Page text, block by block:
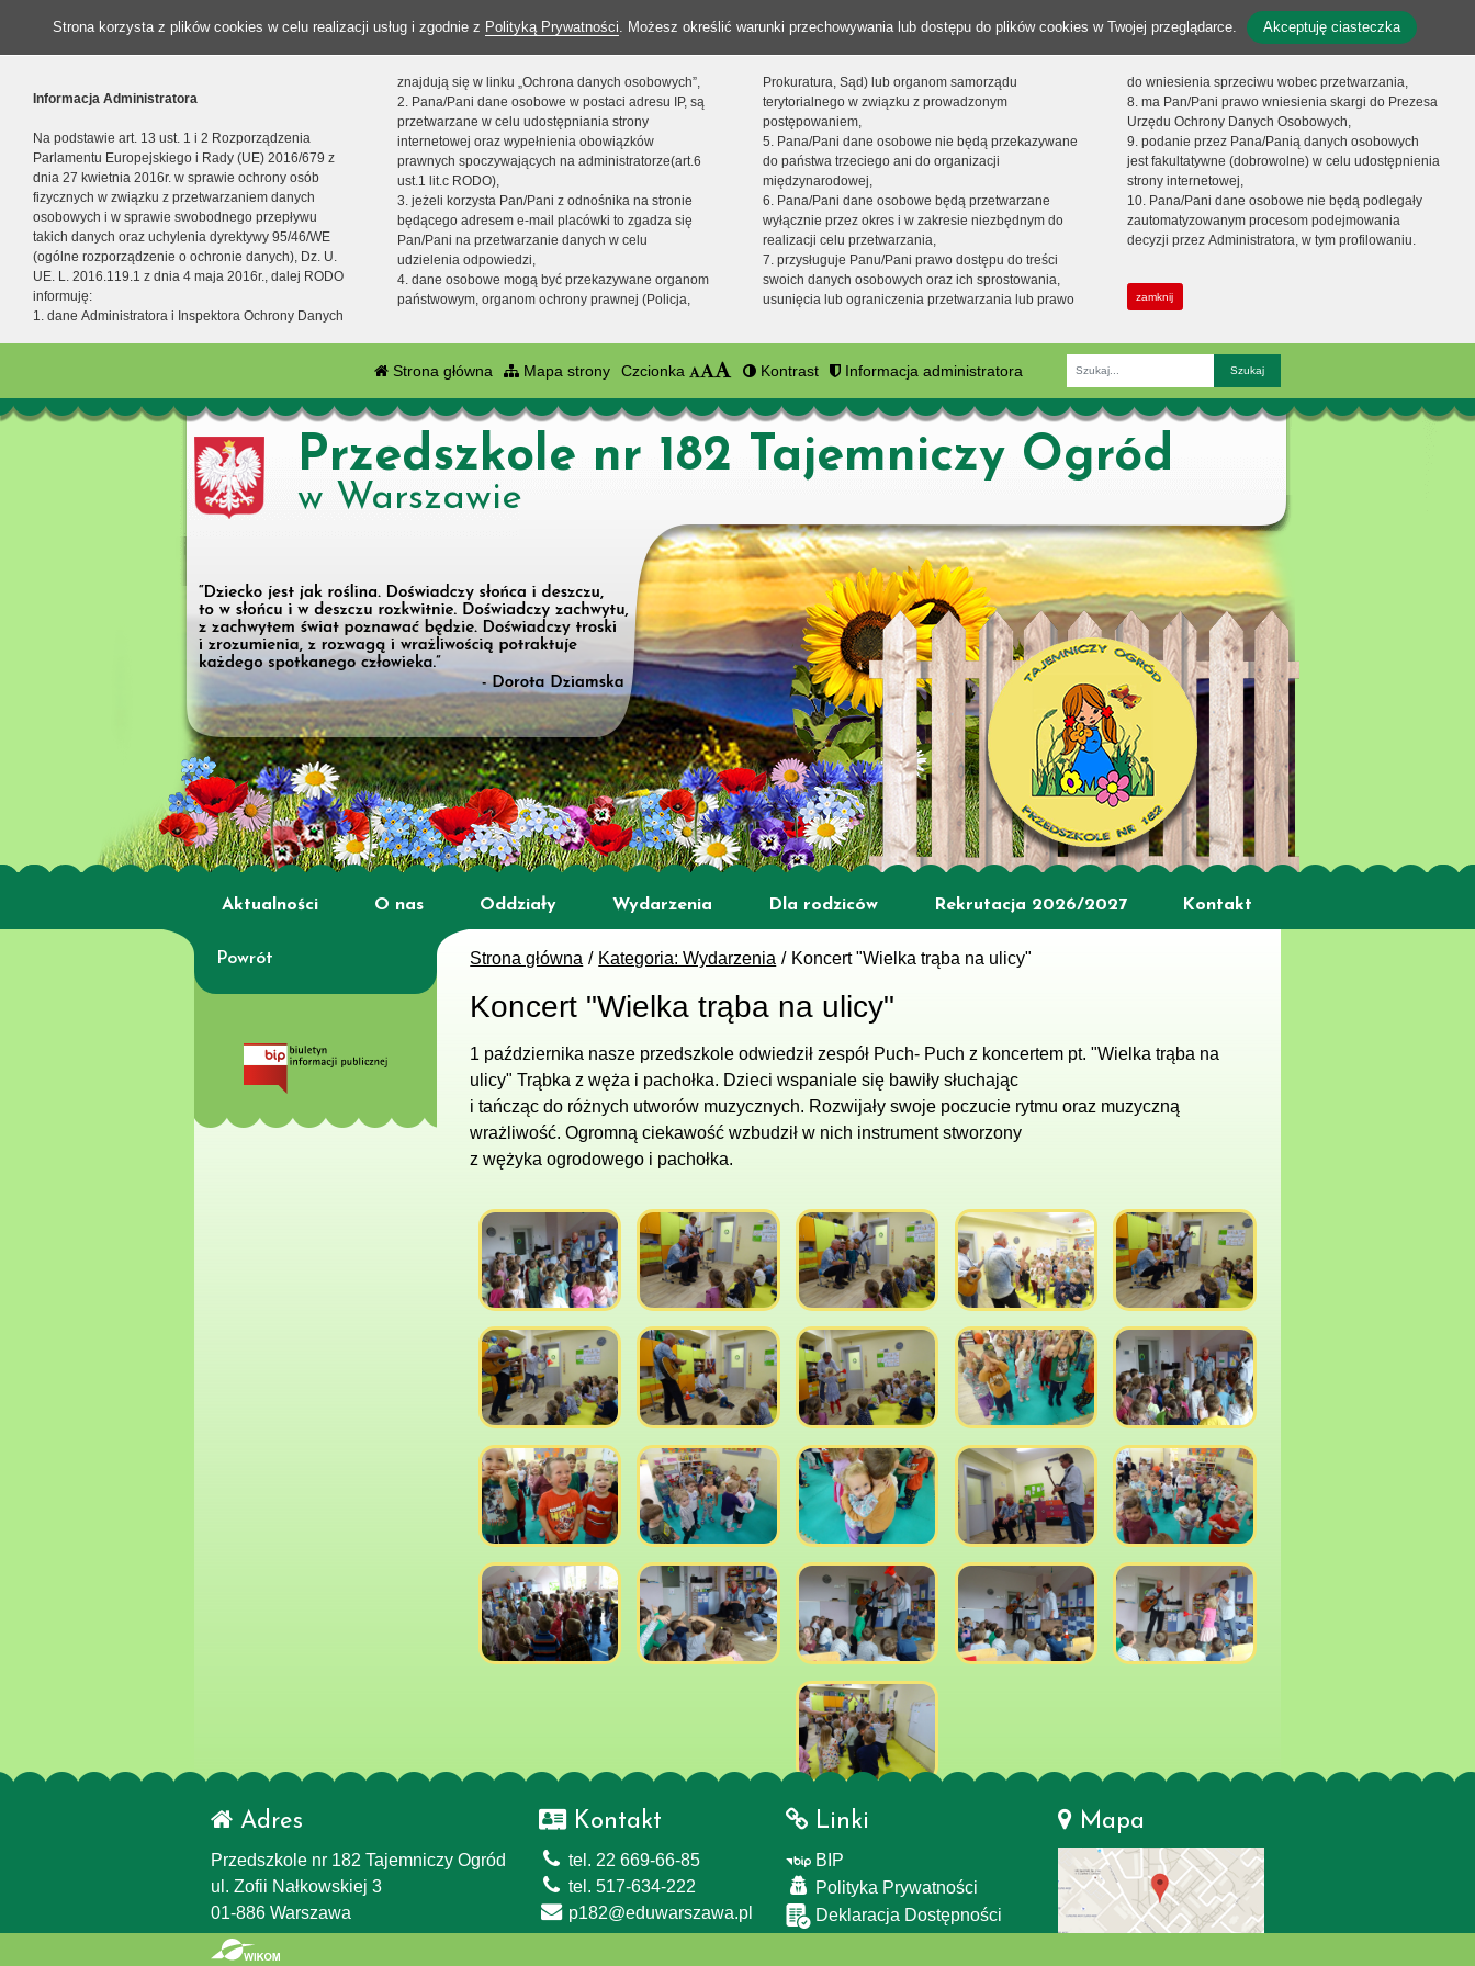
Strona korzysta z plików cookies w celu realizacji usług i zgodnie z Polityką Prywatności. Możesz określić warunki przechowywania lub dostępu do plików cookies w Twojej przeglądarce. Akceptuję ciasteczka
Informacja Administratora
Na podstawie art. 13 ust. 1 i 2 Rozporządzenia
Parlamentu Europejskiego i Rady (UE) 2016/679 z
dnia 27 kwietnia 2016r. w sprawie ochrony osób
fizycznych w związku z przetwarzaniem danych
osobowych i w sprawie swobodnego przepływu
takich danych oraz uchylenia dyrektywy 95/46/WE
(ogólne rozporządzenie o ochronie danych), Dz. U.
UE. L. 2016.119.1 z dnia 4 maja 2016r., dalej RODO
informuję:
1. dane Administratora i Inspektora Ochrony Danych
znajdują się w linku „Ochrona danych osobowych”,
2. Pana/Pani dane osobowe w postaci adresu IP, są
przetwarzane w celu udostępniania strony
internetowej oraz wypełnienia obowiązków
prawnych spoczywających na administratorze(art.6
ust.1 lit.c RODO),
3. jeżeli korzysta Pan/Pani z odnośnika na stronie
będącego adresem e-mail placówki to zgadza się
Pan/Pani na przetwarzanie danych w celu
udzielenia odpowiedzi,
4. dane osobowe mogą być przekazywane organom
państwowym, organom ochrony prawnej (Policja,
Prokuratura, Sąd) lub organom samorządu
terytorialnego w związku z prowadzonym
postępowaniem,
5. Pana/Pani dane osobowe nie będą przekazywane
do państwa trzeciego ani do organizacji
międzynarodowej,
6. Pana/Pani dane osobowe będą przetwarzane
wyłącznie przez okres i w zakresie niezbędnym do
realizacji celu przetwarzania,
7. przysługuje Panu/Pani prawo dostępu do treści
swoich danych osobowych oraz ich sprostowania,
usunięcia lub ograniczenia przetwarzania lub prawo
do wniesienia sprzeciwu wobec przetwarzania,
8. ma Pan/Pani prawo wniesienia skargi do Prezesa
Urzędu Ochrony Danych Osobowych,
9. podanie przez Pana/Panią danych osobowych
jest fakultatywne (dobrowolne) w celu udostępnienia
strony internetowej,
10. Pana/Pani dane osobowe nie będą podlegały
zautomatyzowanym procesom podejmowania
decyzji przez Administratora, w tym profilowaniu.
zamknij
Strona główna Mapa strony Czcionka Kontrast Informacja administratora
Fraza
Przedszkole nr 182 Tajemniczy Ogród
w Warszawie
Aktualności O nas Oddziały Wydarzenia Dla rodziców Rekrutacja 2026/2027 Kontakt
Strona główna Kategoria: Wydarzenia Koncert "Wielka trąba na ulicy"
Koncert "Wielka trąba na ulicy"
1 października nasze przedszkole odwiedził zespół Puch- Puch z koncertem pt. "Wielka trąba na
ulicy" Trąbka z węża i pachołka. Dzieci wspaniale się bawiły słuchając
i tańcząc do różnych utworów muzycznych. Rozwijały swoje poczucie rytmu oraz muzyczną
wrażliwość. Ogromną ciekawość wzbudził w nich instrument stworzony
z wężyka ogrodowego i pachołka.
Powrót
Adres
Przedszkole nr 182 Tajemniczy Ogród
ul. Zofii Nałkowskiej 3
01-886 Warszawa
Kontakt
tel. 22 669-66-85
tel. 517-634-222
p182@eduwarszawa.pl
Linki
BIP
Polityka Prywatności
Deklaracja Dostępności
Mapa